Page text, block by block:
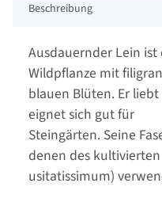
Beschreibung
Ausdauernder Lein ist
Wildpflanze mit
blauen Blüten. Er
eignet sich gut für
Steingärten. Seine
denen des
usitatissimum)